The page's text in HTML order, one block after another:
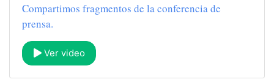
Compartimos fragmentos de la conferencia de
prensa.
Ver video